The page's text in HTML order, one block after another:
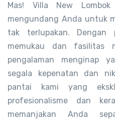
Mas! Villa New
mengundang Anda untuk
tak terlupakan. Dengan
memukau dan fasilitas
pengalaman menginap
segala kepenatan dan
pantai kami yang
profesionalisme dan
memanjakan Anda